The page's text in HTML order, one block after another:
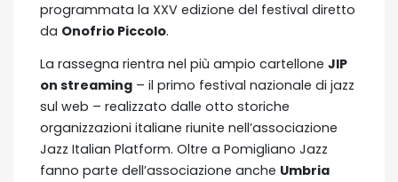
programmata la XXV edizione del festival diretto
da Onofrio Piccolo.
La rassegna rientra nel più ampio cartellone JIP
on streaming – il primo festival nazionale di jazz
sul web – realizzato dalle otto storiche
organizzazioni italiane riunite nell’associazione
Jazz Italian Platform. Oltre a Pomigliano Jazz
fanno parte dell’associazione anche Umbria